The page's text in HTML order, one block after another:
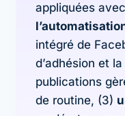
appliquées
intégré de
d’adhésion et
publications
de routine, (3)